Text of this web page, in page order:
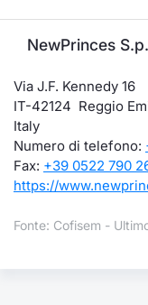
NewPrinces
Via J.F. Kennedy 16
IT-42124 Reggio
Italy
Numero di telefono:
Fax: +39 0522 790
https://
Fonte: Cofisem -